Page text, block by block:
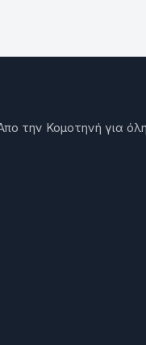
την Κομοτηνή για